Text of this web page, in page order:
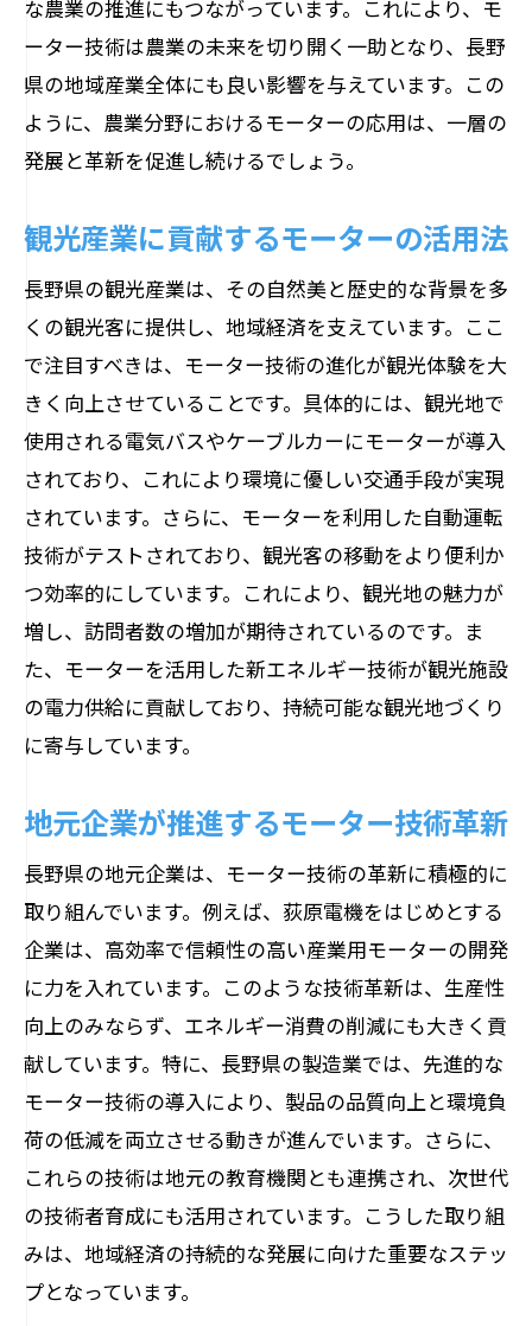
な農業の推進にもつながっています。これにより、モ
ーター技術は農業の未来を切り開く一助となり、長野
県の地域産業全体にも良い影響を与えています。この
ように、農業分野におけるモーターの応用は、一層の
発展と革新を促進し続けるでしょう。
観光産業に貢献するモーターの活用法
長野県の観光産業は、その自然美と歴史的な背景を多
くの観光客に提供し、地域経済を支えています。ここ
で注目すべきは、モーター技術の進化が観光体験を大
きく向上させていることです。具体的には、観光地で
使用される電気バスやケーブルカーにモーターが導入
されており、これにより環境に優しい交通手段が実現
されています。さらに、モーターを利用した自動運転
技術がテストされており、観光客の移動をより便利か
つ効率的にしています。これにより、観光地の魅力が
増し、訪問者数の増加が期待されているのです。ま
た、モーターを活用した新エネルギー技術が観光施設
の電力供給に貢献しており、持続可能な観光地づくり
に寄与しています。
地元企業が推進するモーター技術革新
長野県の地元企業は、モーター技術の革新に積極的に
取り組んでいます。例えば、荻原電機をはじめとする
企業は、高効率で信頼性の高い産業用モーターの開発
に力を入れています。このような技術革新は、生産性
向上のみならず、エネルギー消費の削減にも大きく貢
献しています。特に、長野県の製造業では、先進的な
モーター技術の導入により、製品の品質向上と環境負
荷の低減を両立させる動きが進んでいます。さらに、
これらの技術は地元の教育機関とも連携され、次世代
の技術者育成にも活用されています。こうした取り組
みは、地域経済の持続的な発展に向けた重要なステッ
プとなっています。